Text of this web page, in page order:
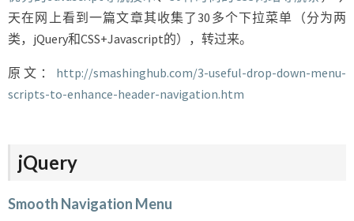
天在网上看到一篇文章其收集了30多个下拉菜单（分为两
类，jQuery和CSS+Javascript的），转过来。
原文： http://smashinghub.com/3-useful-drop-down-menu-
scripts-to-enhance-header-navigation.htm
jQuery
Smooth Navigation Menu